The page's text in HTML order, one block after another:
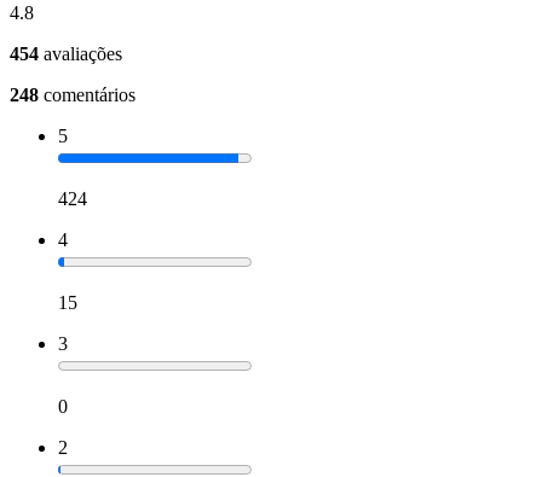
4.8
454 avaliações
248 comentários
5
424
4
15
3
0
2